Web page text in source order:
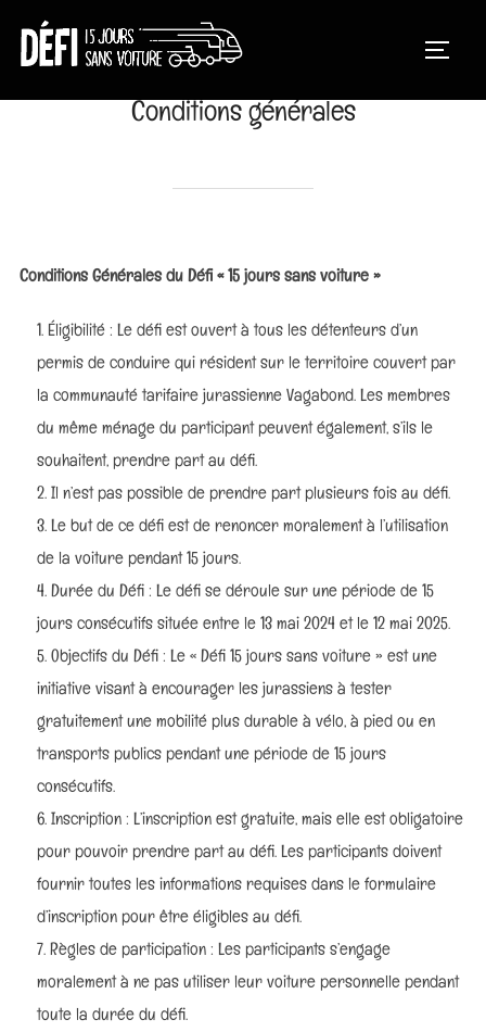
Conditions générales
Conditions Générales du Défi « 15 jours sans voiture »
Éligibilité : Le défi est ouvert à tous les détenteurs d’un
permis de conduire qui résident sur le territoire couvert par
la communauté tarifaire jurassienne Vagabond. Les membres
du même ménage du participant peuvent également, s’ils le
souhaitent, prendre part au défi.
Il n’est pas possible de prendre part plusieurs fois au défi.
Le but de ce défi est de renoncer moralement à l’utilisation
de la voiture pendant 15 jours.
Durée du Défi : Le défi se déroule sur une période de 15
jours consécutifs située entre le 13 mai 2024 et le 12 mai 2025.
Objectifs du Défi : Le « Défi 15 jours sans voiture » est une
initiative visant à encourager les jurassiens à tester
gratuitement une mobilité plus durable à vélo, à pied ou en
transports publics pendant une période de 15 jours
consécutifs.
Inscription : L’inscription est gratuite, mais elle est obligatoire
pour pouvoir prendre part au défi. Les participants doivent
fournir toutes les informations requises dans le formulaire
d’inscription pour être éligibles au défi.
Règles de participation : Les participants s’engage
moralement à ne pas utiliser leur voiture personnelle pendant
toute la durée du défi.